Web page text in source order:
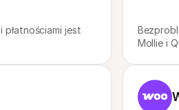
płatnościami jest
Mollie i